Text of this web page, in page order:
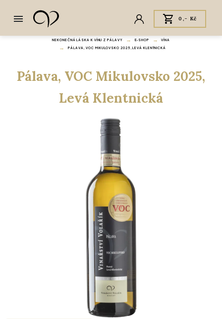
0,- Kč
NEKONEČNÁ LÁSKA K VÍNU Z PÁLAVY E‑SHOP VÍNA
PÁLAVA, VOC MIKULOVSKO 2025, LEVÁ KLENTNICKÁ
Pálava, VOC Mikulovsko 2025,
Levá Klentnická